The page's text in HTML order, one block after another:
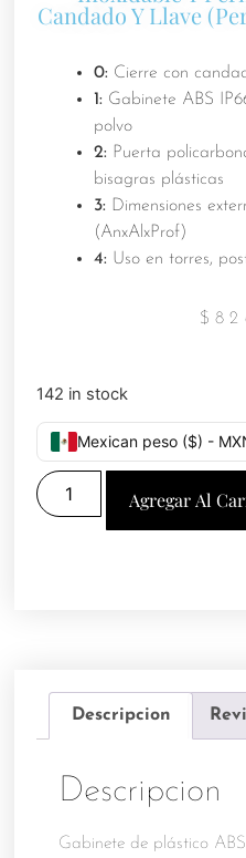
Candado Y Llave
0: Cierre con
1: Gabinete ABS
polvo
2: Puerta
bisagras plásticas
3: Dimensiones
(AnxAlxProf)
4: Uso en torres,
$
142 in stock
Mexican peso ($) -
Agregar Al
Descripcion
Descripcion
Gabinete de plástico